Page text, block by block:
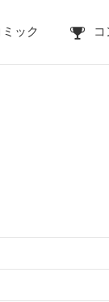
ミック コ